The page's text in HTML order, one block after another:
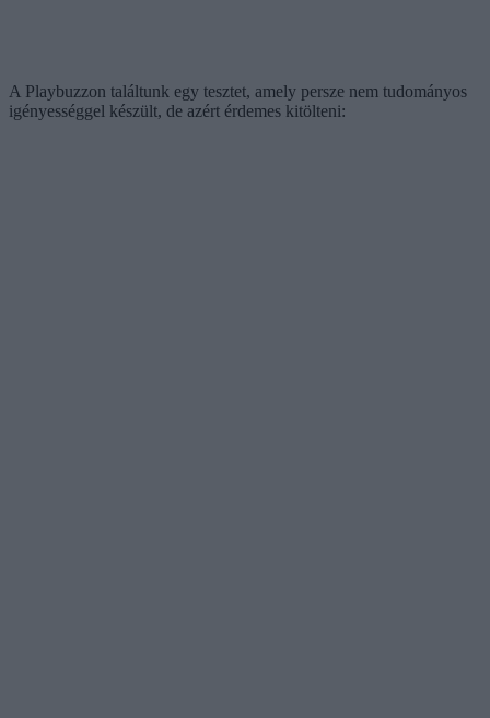
A Playbuzzon találtunk egy tesztet, amely persze nem tudományos
igényességgel készült, de azért érdemes kitölteni: